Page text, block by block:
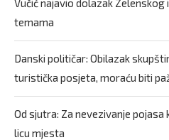
Vučić najavio dolazak
temama
Danski političar: Obilazak
turistička posjeta, moraću biti
Od sjutra: Za nevezivanje pojasa
licu mjesta